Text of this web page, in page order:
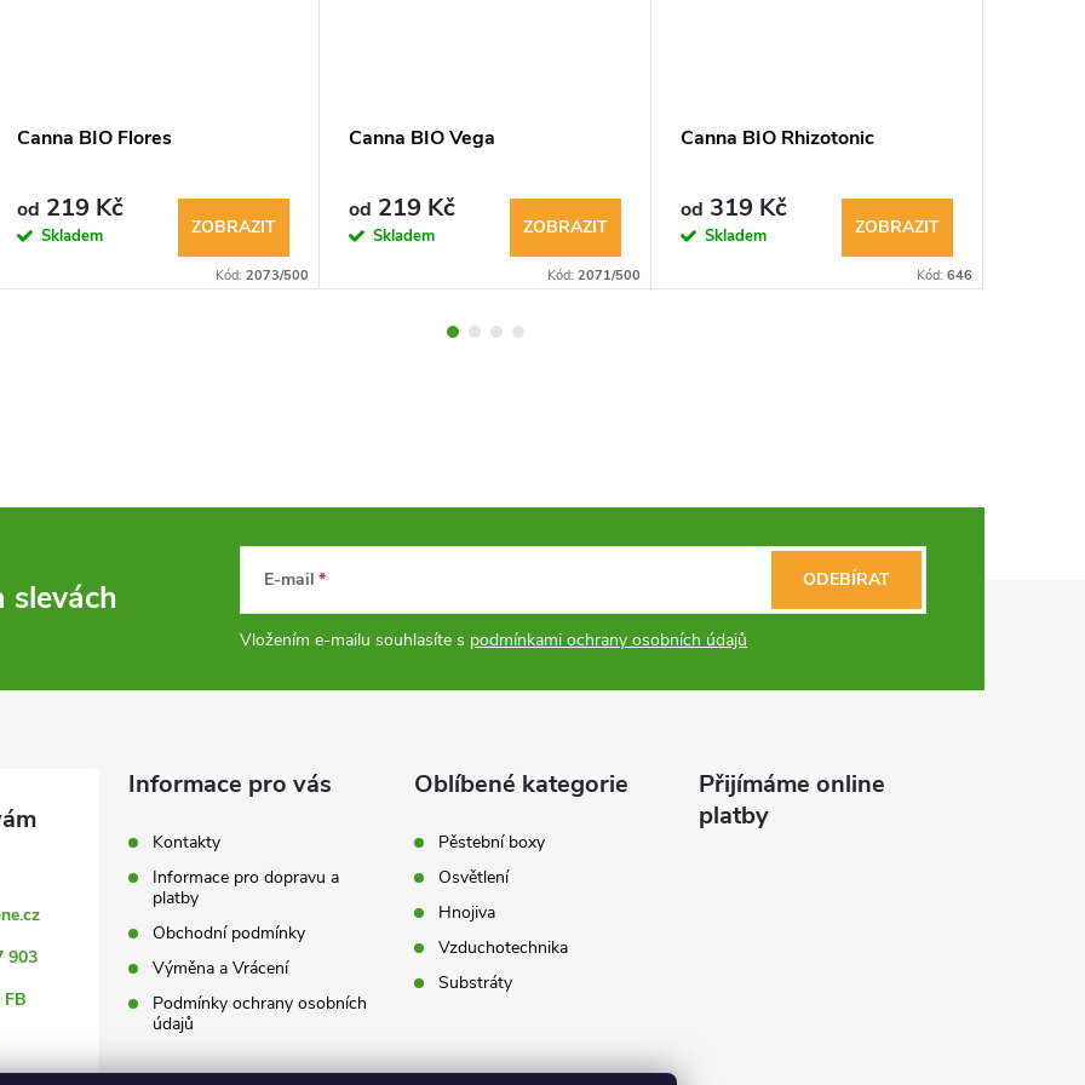
Canna BIO Flores
od 219 Kč
Skladem ZOBRAZIT
Kód: 2073/500
Canna BIO Vega
od 219 Kč
Skladem ZOBRAZIT
Kód: 2071/500
Canna BIO Rhizotonic
od 319 Kč
Skladem ZOBRAZIT
Kód: 646
slevách E-mail
Vložením e-mailu souhlasíte s podmínkami ochrany osobních údajů
ODEBÍRAT
903
Informace pro vás
Kontakty
Informace pro dopravu a
platby
Obchodní podmínky
Výměna a Vrácení
Podmínky ochrany osobních
údajů
Oblíbené kategorie
Pěstební boxy
Osvětlení
Hnojiva
Vzduchotechnika
Substráty
Přijímáme online
platby